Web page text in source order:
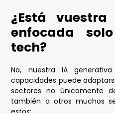
¿Está
enfocada
tech?
No, nuestra IA
capacidades puede
sectores no únicamente
también a otros muchos